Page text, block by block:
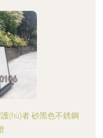
(hù)者 砂黑色不銹鋼